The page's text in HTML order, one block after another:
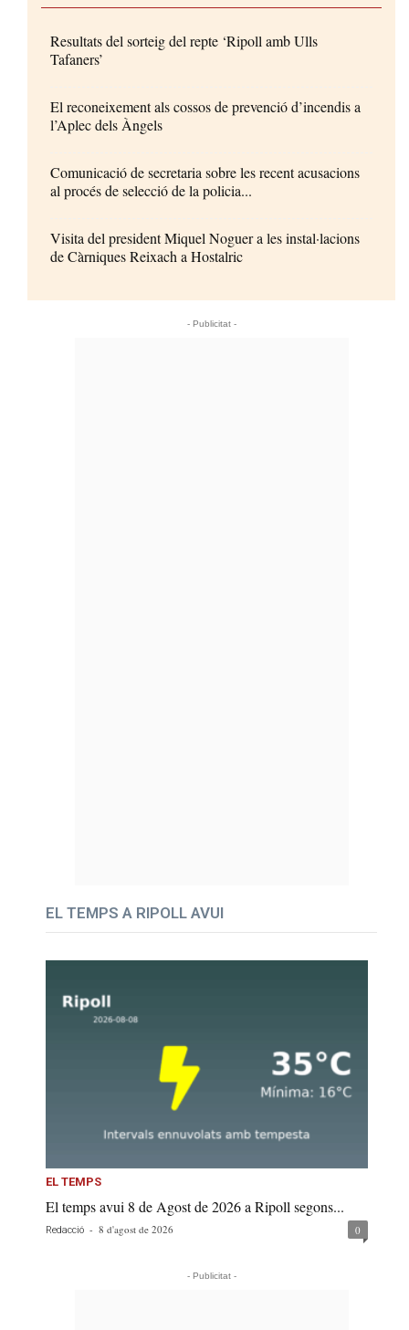
Resultats del sorteig del repte ‘Ripoll amb Ulls
Tafaners’
El reconeixement als cossos de prevenció d’incendis a
l’Aplec dels Àngels
Comunicació de secretaria sobre les recent acusacions
al procés de selecció de la policia...
Visita del president Miquel Noguer a les instal·lacions
de Càrniques Reixach a Hostalric
- Publicitat -
EL TEMPS A RIPOLL AVUI
EL TEMPS
El temps avui 8 de Agost de 2026 a Ripoll segons...
Redacció - 8 d'agost de 2026 0
- Publicitat -